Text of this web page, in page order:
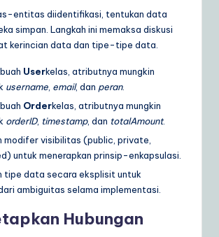
entitas diidentifikasi, tentukan data
simpan. Langkah ini memaksa diskusi
kerincian data dan tipe-tipe data.
Userkelas, atributnya mungkin
username email, dan peran.
Orderkelas, atributnya mungkin
orderID, timestamp, dan totalAmount.
modifer visibilitas (public, private,
untuk menerapkan prinsip-enkapsulasi.
tipe data secara eksplisit untuk
ambiguitas selama implementasi.
Hubungan